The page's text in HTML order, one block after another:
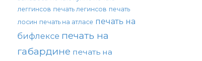
леггинсов печать легинсов печать
лосин печать на атласе печать на
бифлексе печать на
габардине печать на